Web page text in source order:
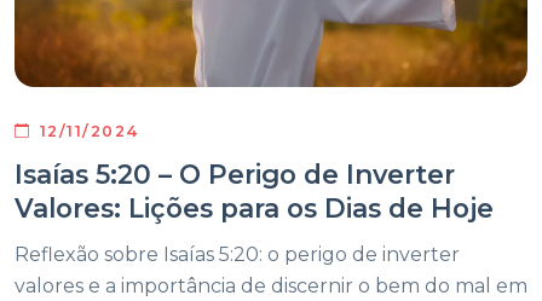
12/11/2024
Isaías 5:20 – O Perigo de Inverter
Valores: Lições para os Dias de Hoje
Reflexão sobre Isaías 5:20: o perigo de inverter
valores e a importância de discernir o bem do mal em